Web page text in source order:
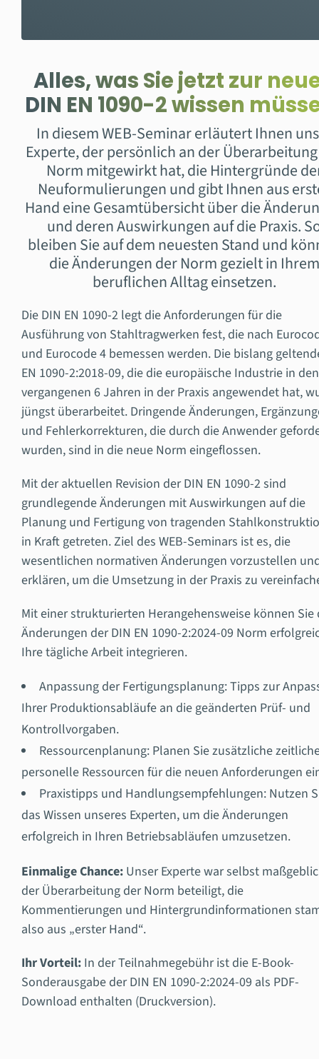
Alles, was Sie jetzt zur
DIN EN 1090-2 wissen
In diesem WEB-Seminar erläutert Ihnen
Experte, derpersönlich an der
Norm mitgewirkt hat, die Hintergründe
Neuformulierungen und gibt Ihnen aus
Hand eine Gesamtübersicht über die
und deren Auswirkungen auf die Praxis.
bleiben Sie auf dem neuesten Stand und
die Änderungen der Norm gezielt in Ihrem
beruflichen Alltag einsetzen.
Die DIN EN 1090-2 legt die Anforderungen für die
Ausführung von Stahltragwerken fest, die nach
und Eurocode 4 bemessen werden. Die bislang
EN 1090-2:2018-09, die die europäische Industrie in den
vergangenen 6 Jahren in der Praxis angewendet hat,
jüngst überarbeitet. Dringende Änderungen,
und Fehlerkorrekturen, die durch die Anwender
wurden, sind in die neue Norm eingeflossen.
Mit der aktuellen Revision der DIN EN 1090-2 sind
grundlegende Änderungen mit Auswirkungen auf die
Planung und Fertigung von tragenden
in Kraft getreten. Ziel des WEB-Seminars ist es, die
wesentlichen normativen Änderungen vorzustellen
erklären, um die Umsetzung in der Praxis zu
Mit einer strukturierten Herangehensweise können Sie
Änderungen der DIN EN 1090-2:2024-09 Norm
Ihre tägliche Arbeit integrieren.
Anpassung derFertigungsplanung: Tipps zur
Ihrer Produktionsabläufe an die geänderten Prüf- und
Kontrollvorgaben.
Ressourcenplanung: Planen Sie zusätzliche
personelle Ressourcen für die neuen Anforderungen
Praxistipps und Handlungsempfehlungen: Nutzen
das Wissen unseres Experten, um die Änderungen
erfolgreich in Ihren Betriebsabläufen umzusetzen.
Einmalige Chance:Unser Experte war selbst
der Überarbeitung der Norm beteiligt, die
Kommentierungen und Hintergrundinformationen
also aus „erster Hand“.
Ihr Vorteil:In der Teilnahmegebühr ist die E-Book-
Sonderausgabe der DIN EN 1090-2:2024-09 als PDF-
Download enthalten (Druckversion).